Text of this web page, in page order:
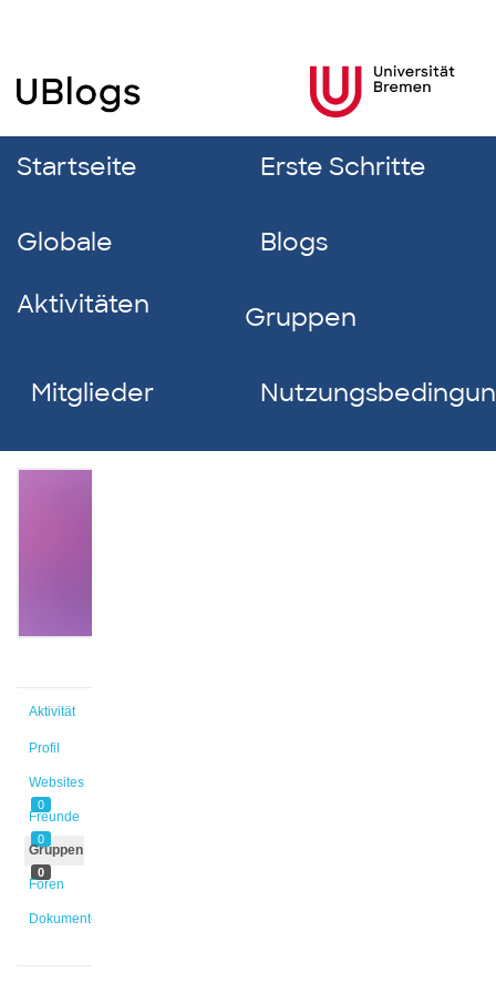
Startseite Erste Schritte
Globale
Aktivitäten
Blogs
Gruppen
Mitglieder
Aktivität
Profil
Websites
0
Freunde
0
Gruppen
0
Foren
Dokumente